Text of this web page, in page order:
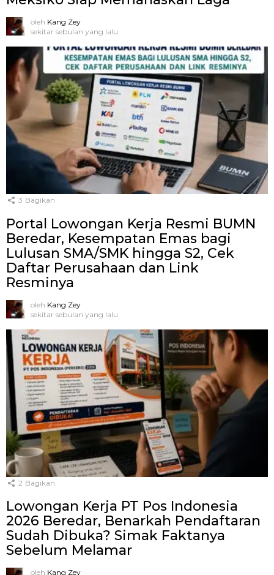
oleh Kang Zey
sekitar sebulan yang lalu
3 Bagikan
Portal Lowongan Kerja Resmi BUMN
Beredar, Kesempatan Emas bagi
Lulusan SMA/SMK hingga S2, Cek
Daftar Perusahaan dan Link
Resminya
oleh Kang Zey
sekitar sebulan yang lalu
2 Bagikan
Lowongan Kerja PT Pos Indonesia
2026 Beredar, Benarkah Pendaftaran
Sudah Dibuka? Simak Faktanya
Sebelum Melamar
oleh Kang Zey